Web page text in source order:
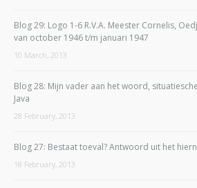
Blog 29: Logo 1-6 R.V.A. Meester Cornelis,
van october 1946 t/m januari 1947
10 March, 2013
Blog 28: Mijn vader aan het woord,
Java
28 February, 2013
Blog 27: Bestaat toeval? Antwoord uit het
18 February, 2013